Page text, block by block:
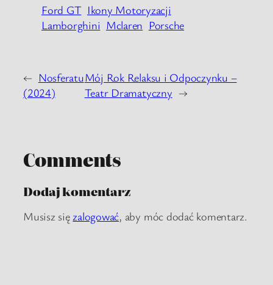
Ford GT Ikony Motoryzacji
Lamborghini Mclaren Porsche
← Nosferatu
(2024)
Mój Rok Relaksu i Odpoczynku –
Teatr Dramatyczny →
Comments
Dodaj komentarz
Musisz sięzalogować, aby móc dodać komentarz.